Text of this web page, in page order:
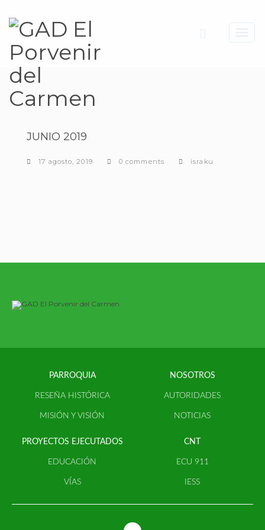
JUNIO 2019
17 agosto, 2019 0 comments israku
PARROQUIA
RESEÑA HISTÓRICA
MISIÓN Y VISIÓN
NOSOTROS
AUTORIDADES
NOTICIAS
PROYECTOS EJECUTADOS
EDUCACIÓN
VÍAS
CNT
ECU 911
IESS